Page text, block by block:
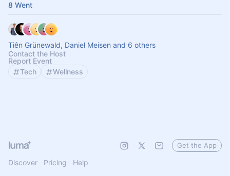
8 Went
Tiên Grünewald, Daniel Meisen and 6 others
Contact the Host
Report Event
Tech
Wellness
Discover Pricing Help
Get the App